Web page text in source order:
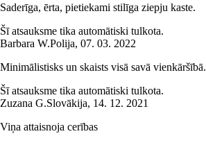
Saderīga, ērta, pietiekami stilīga ziepju kaste.
Šī atsauksme tika automātiski tulkota.
Barbara W.Polija, 07. 03. 2022
Minimālistisks un skaists visā savā vienkāršībā.
Šī atsauksme tika automātiski tulkota.
Zuzana G.Slovākija, 14. 12. 2021
Viņa attaisnoja cerības